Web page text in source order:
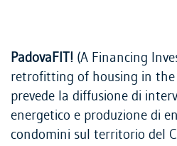
PadovaFIT! (A Financing
retrofitting of housing in the
prevede la diffusione di
energetico e produzione di
condomini sul territorio del